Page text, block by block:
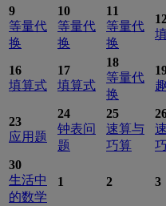
9
等量代
换
10
等量代
换
11
等量代
换
16
填算式
17
填算式
18
等量代
换
23
应用题
24
钟表问
题
25
速算与
巧算
30
生活中
的数学
1 2 3